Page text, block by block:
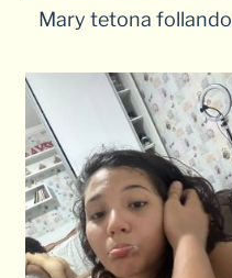
Mary tetona follando